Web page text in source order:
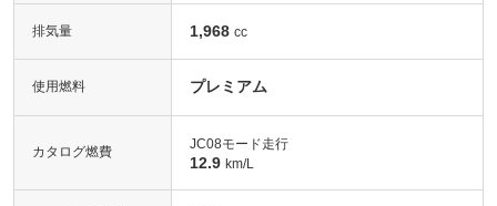
排気量 1,968 cc
使用燃料 プレミアム
カタログ燃費 JC08モード走行
12.9 km/L